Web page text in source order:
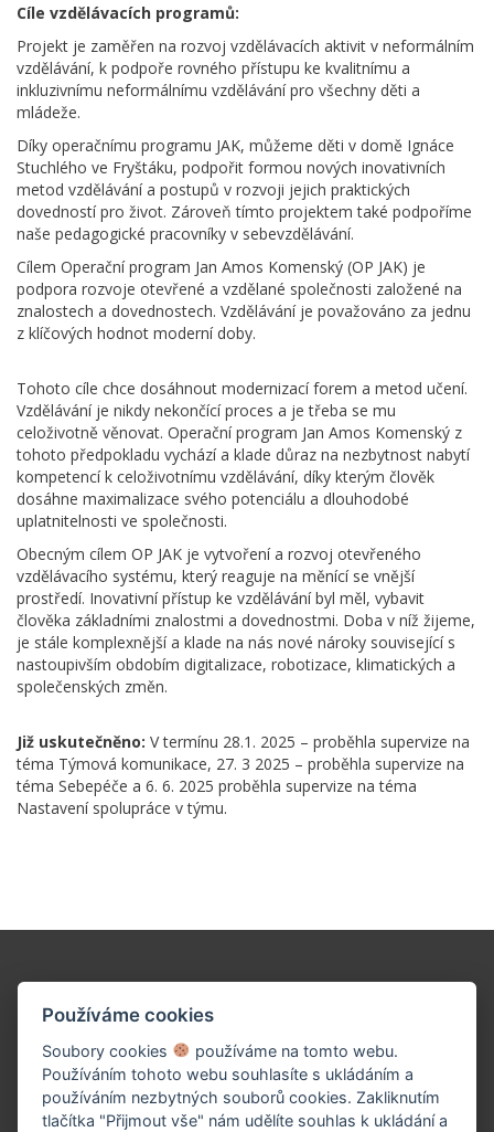
Cíle vzdělávacích programů:
Projekt je zaměřen na rozvoj vzdělávacích aktivit v neformálním
vzdělávání, k podpoře rovného přístupu ke kvalitnímu a
inkluzivnímu neformálnímu vzdělávání pro všechny děti a
mládeže.
Díky operačnímu programu JAK, můžeme děti v domě Ignáce
Stuchlého ve Fryštáku, podpořit formou nových inovativních
metod vzdělávání a postupů v rozvoji jejich praktických
dovedností pro život. Zároveň tímto projektem také podpoříme
naše pedagogické pracovníky v sebevzdělávání.
Cílem Operační program Jan Amos Komenský (OP JAK) je
podpora rozvoje otevřené a vzdělané společnosti založené na
znalostech a dovednostech. Vzdělávání je považováno za jednu
z klíčových hodnot moderní doby.
Tohoto cíle chce dosáhnout modernizací forem a metod učení.
Vzdělávání je nikdy nekončící proces a je třeba se mu
celoživotně věnovat. Operační program Jan Amos Komenský z
tohoto předpokladu vychází a klade důraz na nezbytnost nabytí
kompetencí k celoživotnímu vzdělávání, díky kterým člověk
dosáhne maximalizace svého potenciálu a dlouhodobé
uplatnitelnosti ve společnosti.
Obecným cílem OP JAK je vytvoření a rozvoj otevřeného
vzdělávacího systému, který reaguje na měnící se vnější
prostředí. Inovativní přístup ke vzdělávání byl měl, vybavit
člověka základními znalostmi a dovednostmi. Doba v níž žijeme,
je stále komplexnější a klade na nás nové nároky související s
nastoupivším obdobím digitalizace, robotizace, klimatických a
společenských změn.
Již uskutečněno: V termínu 28.1. 2025 – proběhla supervize na
téma Týmová komunikace, 27. 3 2025 – proběhla supervize na
téma Sebepéče a 6. 6. 2025 proběhla supervize na téma
Nastavení spolupráce v týmu.
Podpořte naše dílo!
Používáme cookies
Soubory cookies
používáme na tomto webu.
Používáním tohoto webu souhlasíte s ukládáním a
používáním nezbytných souborů cookies. Zakliknutím
tlačítka "Přijmout vše" nám udělíte souhlas k ukládání a